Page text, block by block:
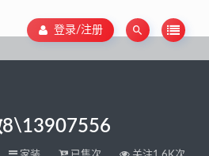
登录/注册